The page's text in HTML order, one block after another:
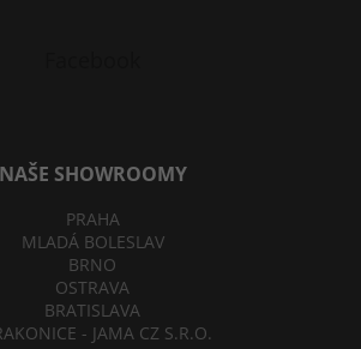
NAŠE SHOWROOMY
PRAHA
MLADÁ BOLESLAV
BRNO
OSTRAVA
BRATISLAVA
- JAMA CZ S.R.O.